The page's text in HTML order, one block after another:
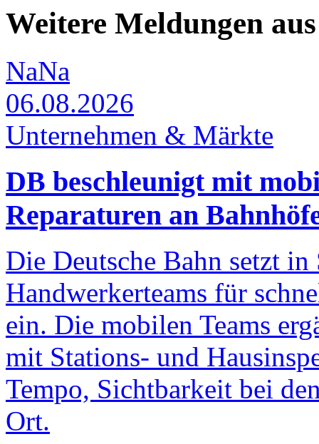
Weitere Meldungen
NaNa
06.08.2026
Unternehmen & Märkte
DB beschleunigt mit
Reparaturen an
Die Deutsche Bahn setzt
Handwerkerteams für
ein. Die mobilen Teams
mit Stations- und
Tempo, Sichtbarkeit bei
Ort.